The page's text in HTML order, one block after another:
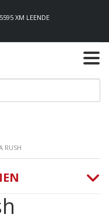
XM LEENDE
RUSH